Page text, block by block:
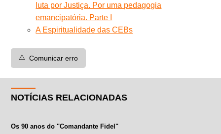
luta por Justiça. Por uma pedagogia
emancipatória. Parte I
A Espiritualidade das CEBs
⚠️ Comunicar erro
NOTÍCIAS RELACIONADAS
Os 90 anos do "Comandante Fidel"